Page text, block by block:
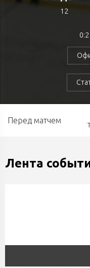
12
0:2
Перед матчем
Лента